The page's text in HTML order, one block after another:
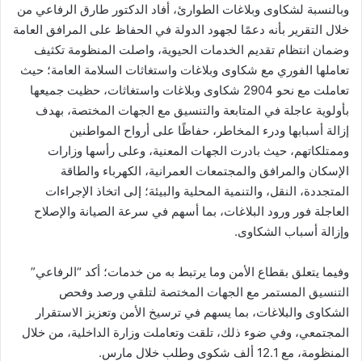
وبالنسبة لشكاوى وبلاغات الطوارئ، أفاد الدكتور طارق الرفاعي من
خلال التقرير بأنه دعمًا لجهود الدولة في الحفاظ على المرافق العامة
وضمان انتظام تقديم الخدمات الحيوية، واصلت المنظومة تكثيف
تعاملها الفوري مع شكاوى وبلاغات واستغاثات السلامة العامة؛ حيث
تعاملت مع نحو 2904 شكاوى وبلاغات واستغاثات، حظيت جميعها
بأولوية عاجلة في المتابعة والتنسيق مع الجهات المختصة، بهدف
إزالة أسبابها ودرء المخاطر، حفاظًا على أرواح المواطنين
وممتلكاتهم، حيث بادرت الجهات المعنية، وعلى رأسها وزارات
الإسكان والمرافق والمجتمعات العمرانية، الكهرباء والطاقة
المتجددة، النقل، والتنمية المحلية والبيئة؛ إلى اتخاذ الإجراءات
العاجلة فور ورود البلاغات، بما أسهم في سرعة الصيانة والإصلاح
وإزالة أسباب الشكاوى.
وفيما يتعلق بقطاع الأمن وما يرتبط به من خدمات؛ أكد “الرفاعي”
التنسيق المستمر مع الجهات المختصة لتلقي ورصد وفحص
الشكاوى والبلاغات، بما يسهم في ترسيخ الأمن وتعزيز الاستقرار
المجتمعي، وفي ضوء ذلك، تلقت وتعاملت وزارة الداخلية، من خلال
المنظومة، مع 12.1 ألف شكوى وطلب خلال مارس.